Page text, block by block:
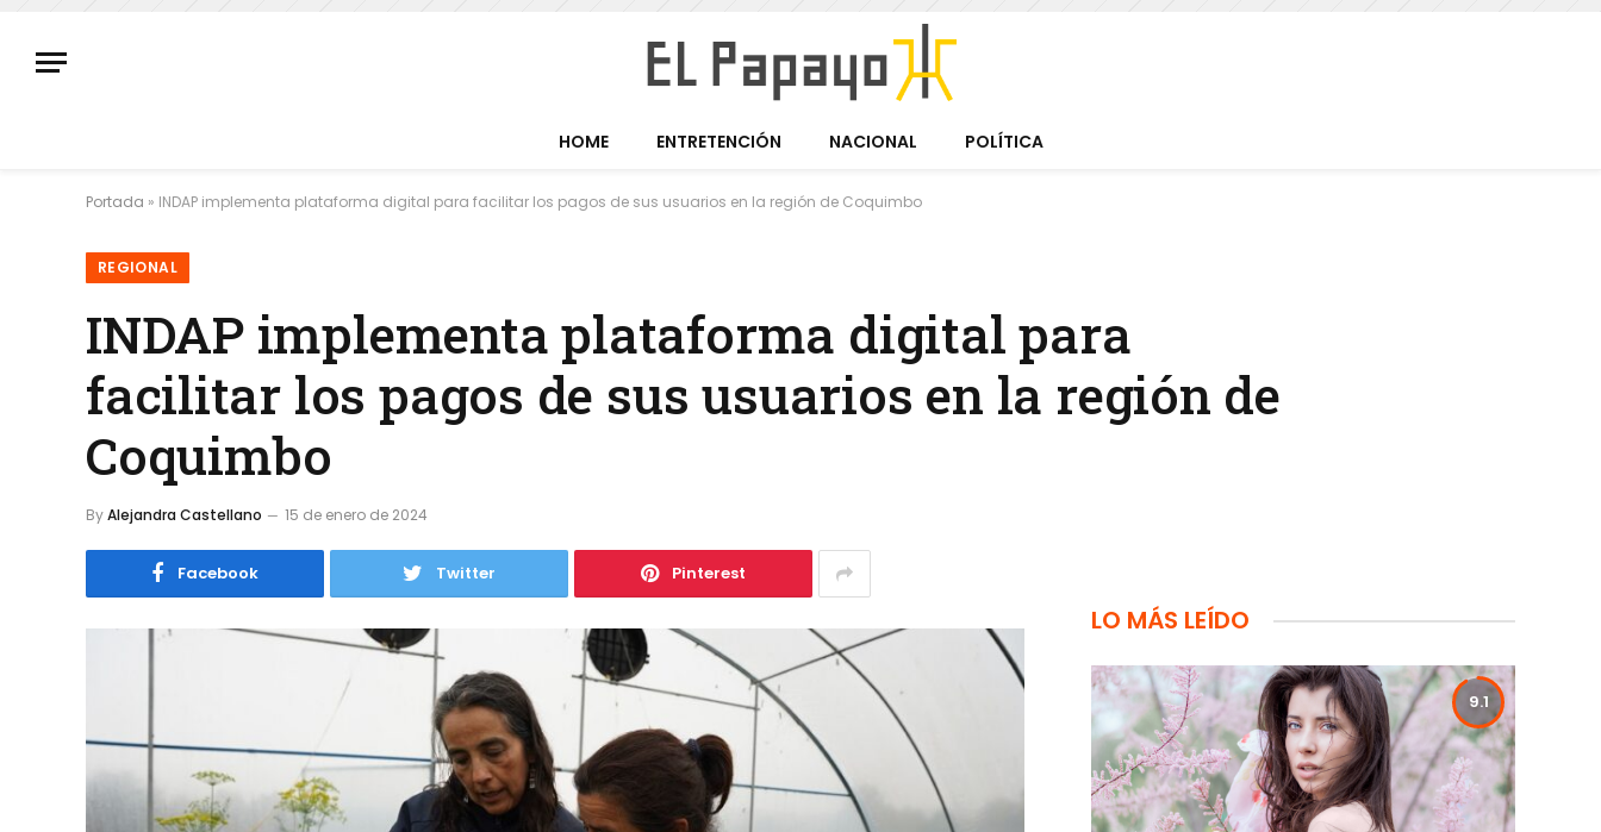
HOME ENTRETENCIÓN NACIONAL POLÍTICA
Portada » INDAP implementa plataforma digital para facilitar los pagos de sus usuarios en la región de Coquimbo
REGIONAL
INDAP implementa plataforma digital para
facilitar los pagos de sus usuarios en la región de
Coquimbo
ByAlejandra Castellano 15 de enero de 2024
Facebook Twitter Pinterest
LO MÁS LEÍDO
9.1